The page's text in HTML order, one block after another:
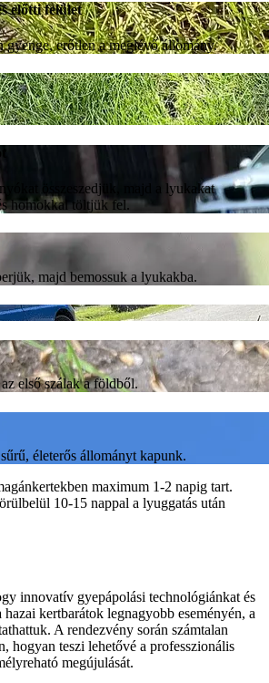
előtti felület
gyenge, erőtlen a meglévő állomány.
összeszedjük, majd a lyukakat
homokkal töltjük fel.
majd bemossuk a lyukakba.
első szálak a földből.
életerős állományt kapunk.
maximum 1-2 napig tart.
10-15 nappal a lyuggatás után
innovatív gyepápolási technológiánkat és
kertbarátok legnagyobb eseményén, a
A rendezvény során számtalan
hogyan teszi lehetővé a professzionális
megújulását.